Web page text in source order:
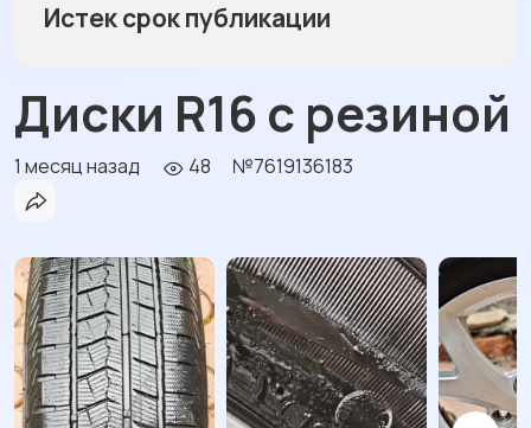
Истек срок публикации
Диски R16 с резиной
1 месяц назад 48 №7619136183